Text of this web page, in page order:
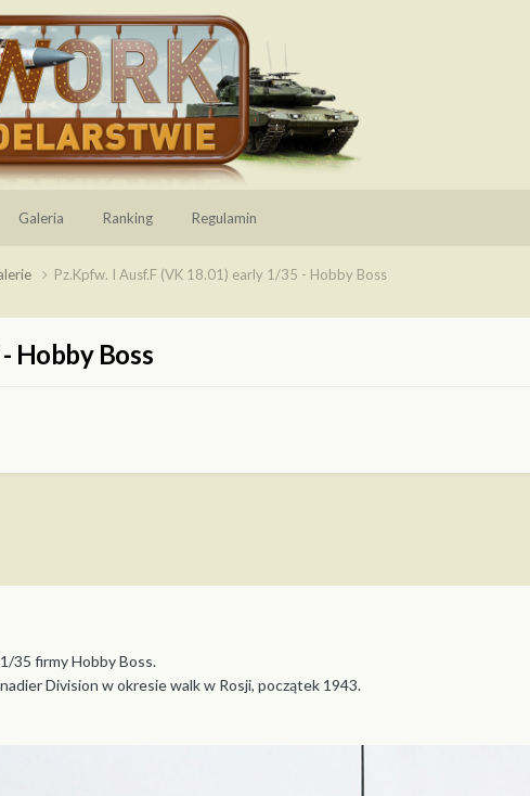
Galeria Ranking Regulamin
Pz.Kpfw. I Ausf.F (VK 18.01) early 1/35 - Hobby Boss
Hobby Boss
35 firmy Hobby Boss.
Division w okresie walk w Rosji, początek 1943.